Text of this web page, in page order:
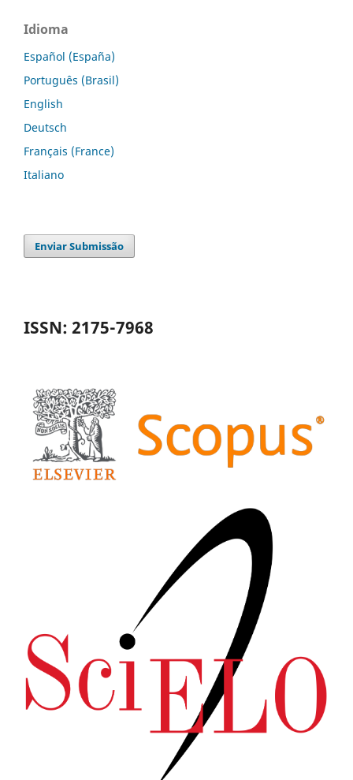
Idioma
Español (España)
Português (Brasil)
English
Deutsch
Français (France)
Italiano
Enviar Submissão
ISSN: 2175-7968